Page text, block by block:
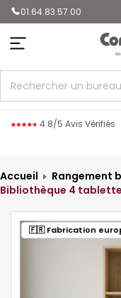
01.64.83.57.00
4.8/5 Avis Vérifiés
Accueil Rangement
Bibliothèque 4